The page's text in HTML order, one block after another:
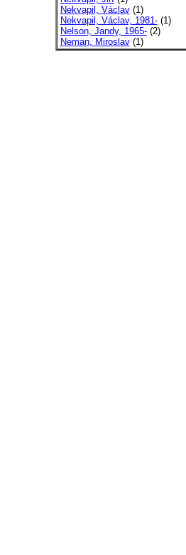
Nekvapil, Václav(1)
Nekvapil, Václav, 1981-(1)
Nelson, Jandy, 1965-(2)
Neman, Miroslav(1)